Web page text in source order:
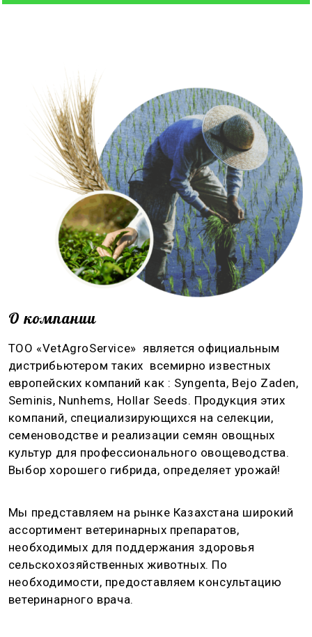
О компании
ТОО «VetAgroService» является официальным
дистрибьютером таких всемирно известных
европейских компаний как : Syngenta, Bejo Zaden,
Seminis, Nunhems, Hollar Seeds. Продукция этих
компаний, специализирующихся на селекции,
семеноводстве и реализации семян овощных
культур для профессионального овощеводства.
Выбор хорошего гибрида, определяет урожай!
Мы представляем на рынке Казахстана широкий
ассортимент ветеринарных препаратов,
необходимых для поддержания здоровья
сельскохозяйственных животных. По
необходимости, предоставляем консультацию
ветеринарного врача.